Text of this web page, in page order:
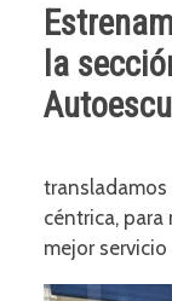
la
transladamos
céntrica,
mejor